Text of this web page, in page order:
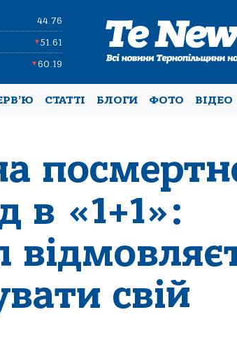
44.76
▼51.61
▼60.19
СТАТТІ БЛОГИ ФОТО ВІДЕО
в «1+1»:
свій